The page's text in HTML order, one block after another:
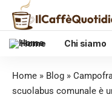
Home Chi siamo
Home » Blog »
scuolabus comunale è